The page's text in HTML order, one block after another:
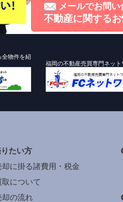
メールでお問い
不動産に関する
全物件を紹
福岡の不動産売買専門ネット
たい方
却に掛る諸費用・税金
取について
却の流れ